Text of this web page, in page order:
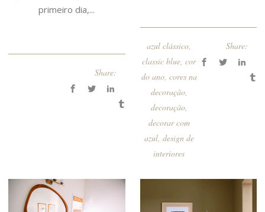
primeiro dia,...
Share:
azul clássico
classic blue ,cor
do ano, cores na
decoração,
decoração,
decorar com
azul, design de
interiores
Share: